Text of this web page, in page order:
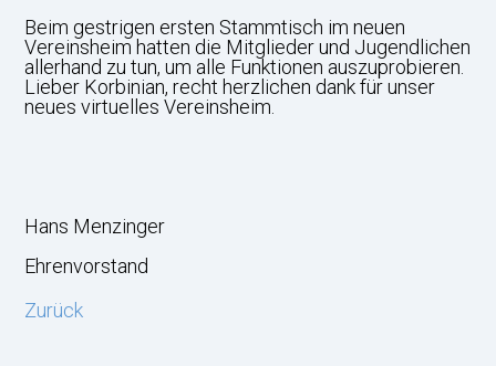
Beim gestrigen ersten Stammtisch im neuen
Vereinsheim hatten die Mitglieder und Jugendlichen
allerhand zu tun, um alle Funktionen auszuprobieren.
Lieber Korbinian, recht herzlichen dank für unser
neues virtuelles Vereinsheim.
Hans Menzinger
Ehrenvorstand
Zurück